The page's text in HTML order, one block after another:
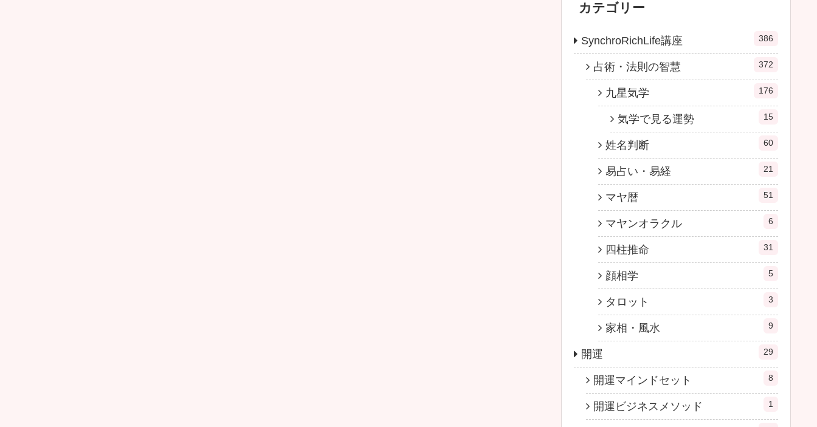
カテゴリー
SynchroRichLife講座 386
占術・法則の智慧 372
九星気学 176
気学で見る運勢 15
姓名判断 60
易占い・易経 21
マヤ暦 51
マヤンオラクル 6
四柱推命 31
顔相学 5
タロット 3
家相・風水 9
開運 29
開運マインドセット 8
開運ビジネスメソッド 1